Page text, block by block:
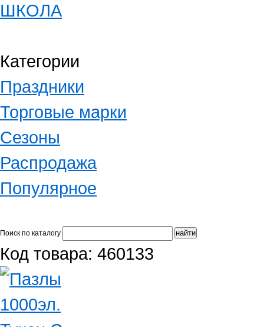
ШКОЛА
Категории
Праздники
Торговые марки
Сезоны
Распродажа
Популярное
Поиск по каталогу
Код товара: 460133